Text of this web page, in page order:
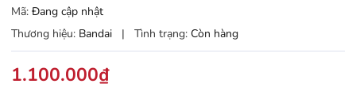
Mã: Đang cập nhật
Thương hiệu: Bandai | Tình trạng: Còn hàng
1.100.000₫